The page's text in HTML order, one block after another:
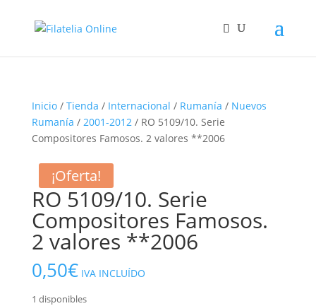
Inicio/ Tienda / Internacional / Rumanía / Nuevos
Rumanía / 2001-2012/ RO 5109/10. Serie
Compositores Famosos. 2 valores **2006
RO 5109/10. Serie
Compositores Famosos.
2 valores **2006
0,50€ IVA INCLUÍDO
1 disponibles
¡Oferta!